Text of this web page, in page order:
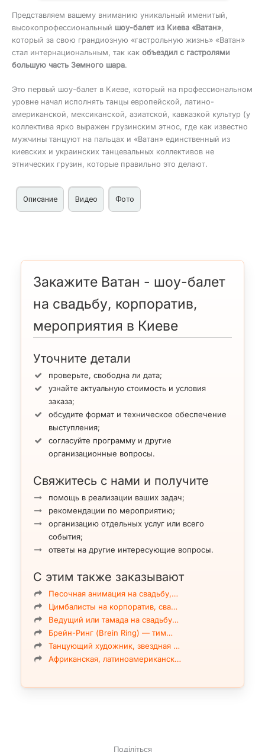
Представляем вашему вниманию уникальный именитый,
высокопрофессиональный шоу-балет из Киева «Ватан»,
который за свою грандиозную «гастрольную жизнь» «Ватан»
стал интернациональным, так как объездил с гастролями
большую часть Земного шара.
Это первый шоу-балет в Киеве, который на профессиональном
уровне начал исполнять танцы европейской, латино-
американской, мексиканской, азиатской, кавказкой культур (у
коллектива ярко выражен грузинским этнос, где как известно
мужчины танцуют на пальцах и «Ватан» единственный из
киевских и украинских танцевальных коллективов не
этнических грузин, которые правильно это делают.
Описание Видео Фото
танцевальных номерах
музыкальные спектакли (мюзиклы) с привлечением
артистов цирка, театра и других жанров ивент-сферы.
Танцовщицы балета также работаютхостес и моделями
Заказываю шоу-балет «Ватана» на свадьбу, корпоратив,
юбилей, праздник вы обеспечиваете успешность и
яркость своего мероприятия.
Закажите Ватан - шоу-балет
на свадьбу, корпоратив,
мероприятия в Киеве
Уточните детали
проверьте, свободна ли дата;
узнайте актуальную стоимость и условия
заказа;
обсудите формат и техническое обеспечение
выступления;
согласуйте программу и другие
организационные вопросы.
Свяжитесь с нами и получите
помощь в реализации ваших задач;
рекомендации по мероприятию;
организацию отдельных услуг или всего
события;
ответы на другие интересующие вопросы.
С этим также заказывают
Песочная анимация на свадьбу,…
Цимбалисты на корпоратив, сва…
Ведущий или тамада на свадьбу…
Брейн-Ринг (Brein Ring) — тим…
Танцующий художник, звездная …
Африканская, латиноамериканск…
Поділіться